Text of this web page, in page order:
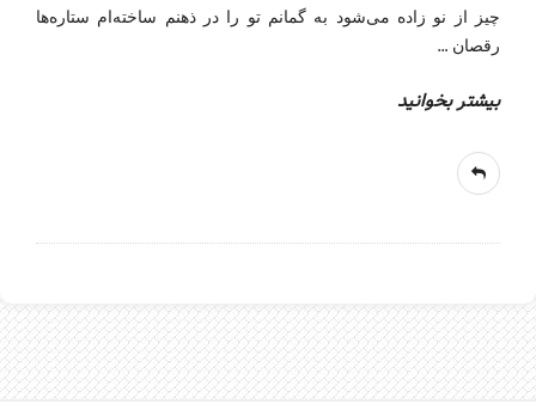
چیز از نو زاده می‌شود به گمانم تو را در ذهنم ساخته‌ام ستاره‌ها
رقصان …
بیشتر بخوانید